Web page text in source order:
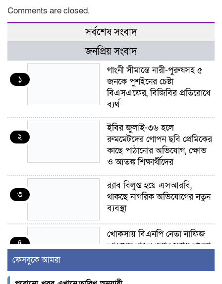
Comments are closed.
সর্বশেষ সংবাদ
জনপ্রিয় সংবাদ
১
গাংনী সীমান্তে নারী-পুরুষসহ ৫
জনকে পুশইনের চেষ্টা
বিএসএফের, বিজিবির প্রতিরোধে
ব্যর্থ
২
ইবির জুলাই-৩৬ হলে
রুমমেটদের গোপন ছবি প্রেমিকের
কাছে পাঠানোর অভিযোগ, ক্ষোভ
ও আতঙ্ক শিক্ষার্থীদের
৩
র‍্যাব বিলুপ্ত হয়ে এসআরবি,
থাকছে নাগরিক অভিযোগের নতুন
ব্যবস্থা
৪
খোকসায় বিএনপি নেতা নাফিজ
আহমেদ রাজুর ওপর সশস্ত্র হামলা,
ফেসবুকে আমরা